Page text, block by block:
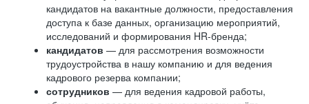
кандидатов на вакантные должности, предоставления
доступа к базе данных, организацию мероприятий,
исследований и формирования HR-бренда;
кандидатов — для рассмотрения возможности
трудоустройства в нашу компанию и для ведения
кадрового резерва компании;
сотрудников — для ведения кадровой работы,